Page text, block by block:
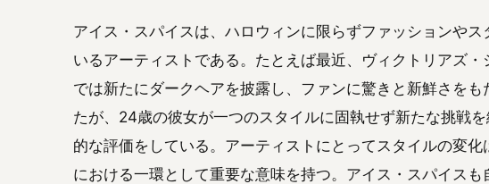
アイス・スパイスは、ハロウィンに限らずファッションや
いるアーティストである。たとえば最近、ヴィクトリアズ
では新たにダークヘアを披露し、ファンに驚きと新鮮さを
たが、24歳の彼女が一つのスタイルに固執せず新たな挑戦
的な評価をしている。アーティストにとってスタイルの変
における一環として重要な意味を持つ。アイス・スパイス